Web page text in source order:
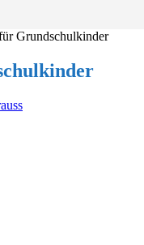
Grundschulkinder